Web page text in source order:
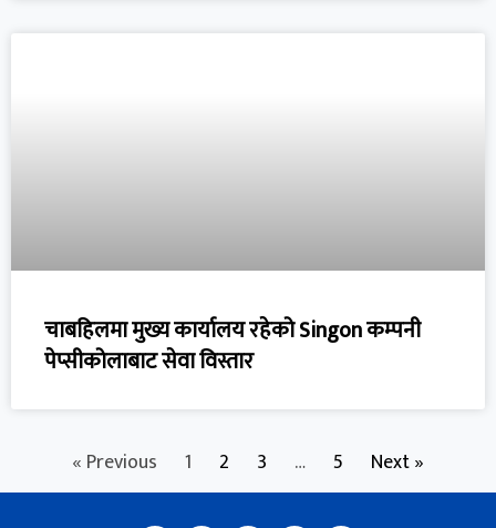
चाबहिलमा मुख्य कार्यालय रहेको Singon कम्पनी
पेप्सीकोलाबाट सेवा विस्तार
« Previous 1 2 3 … 5 Next »